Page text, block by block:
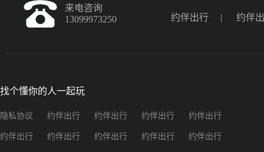
来电咨询
13099973250
约伴出行 | 约伴
找个懂你的人一起玩
隐私协议 约伴出行 约伴出行 约伴出行 约伴出行
约伴出行 约伴出行 约伴出行 约伴出行 约伴出行